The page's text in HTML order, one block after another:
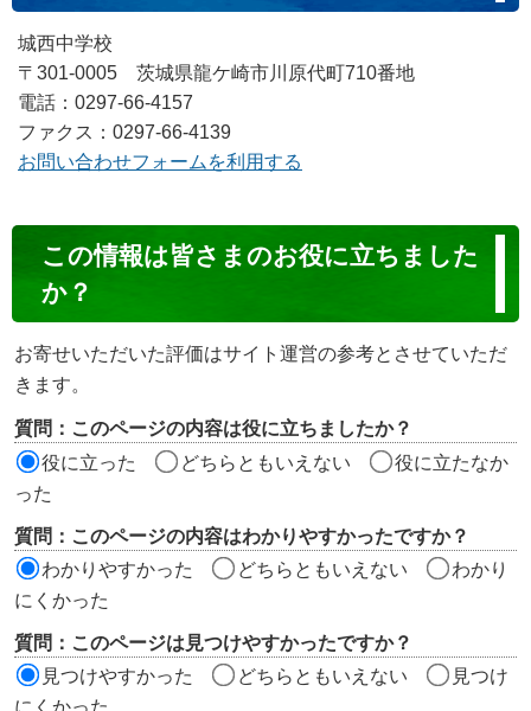
城西中学校
〒301-0005 茨城県龍ケ崎市川原代町710番地
電話：0297-66-4157
ファクス：0297-66-4139
お問い合わせフォームを利用する
ン
ン
ツ
評
価
ア
この情報は皆さまのお役に立ちました
か？
お寄せいただいた評価はサイト運営の参考とさせていただ
きます。
質問：このページの内容は役に立ちましたか？
役に立った
どちらともいえない
役に立たなか
った
質問：このページの内容はわかりやすかったですか？
わかりやすかった
どちらともいえない
わかり
にくかった
質問：このページは見つけやすかったですか？
見つけやすかった
どちらともいえない
見つけ
にくかった